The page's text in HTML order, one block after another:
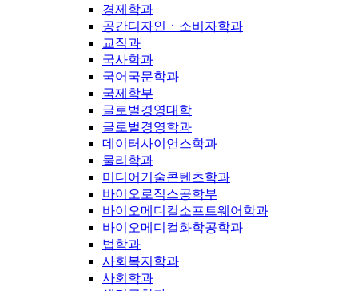
경제학과
공간디자인ㆍ소비자학과
교직과
국사학과
국어국문학과
국제학부
글로벌경영대학
글로벌경영학과
데이터사이언스학과
물리학과
미디어기술콘텐츠학과
바이오로직스공학부
바이오메디컬소프트웨어학과
바이오메디컬화학공학과
법학과
사회복지학과
사회학과